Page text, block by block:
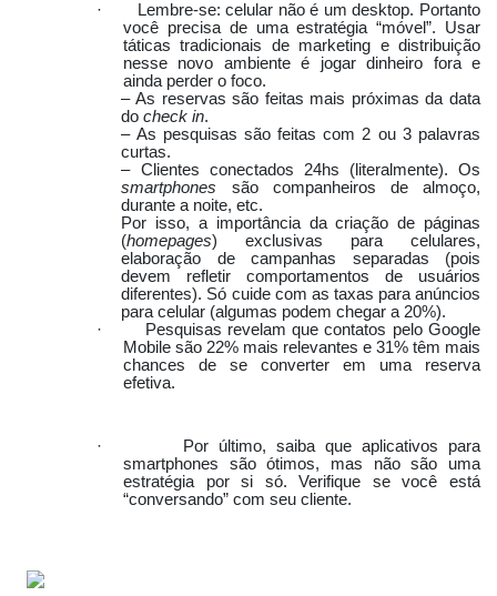
·
Lembre-se: celular não é um desktop. Portanto
você precisa de uma estratégia “móvel”. Usar
táticas tradicionais de marketing e distribuição
nesse novo ambiente é jogar dinheiro fora e
ainda perder o foco.
– As reservas são feitas mais próximas da data
docheck in.
– As pesquisas são feitas com 2 ou 3 palavras
curtas.
– Clientes conectados 24hs (literalmente). Os
smartphones são companheiros de almoço,
durante a noite, etc.
Por isso, a importância da criação de páginas
(homepages) exclusivas para celulares,
elaboração de campanhas separadas (pois
devem refletir comportamentos de usuários
diferentes). Só cuide com as taxas para anúncios
para celular (algumas podem chegar a 20%).
·
Pesquisas revelam que contatos pelo Google
Mobile são 22% mais relevantes e 31% têm mais
chances de se converter em uma reserva
efetiva.
·
Por último, saiba que aplicativos para
smartphones são ótimos, mas não são uma
estratégia por si só. Verifique se você está
“conversando” com seu cliente.